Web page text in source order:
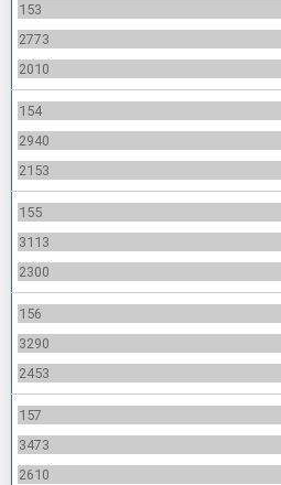
153
2773
2010
154
2940
2153
155
3113
2300
156
3290
2453
157
3473
2610